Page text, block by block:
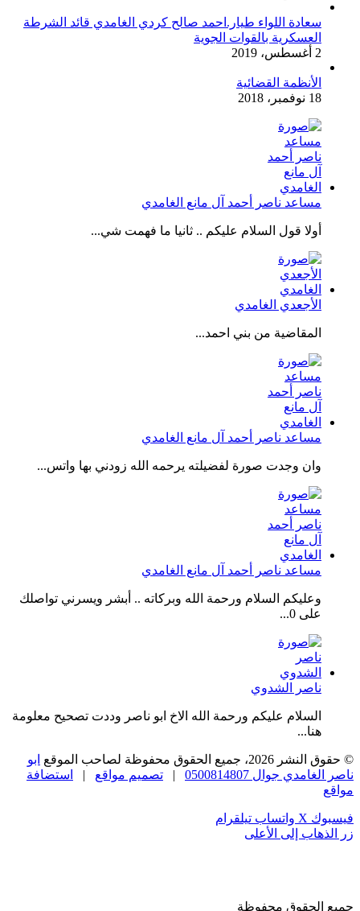
سعادة اللواء طيار.احمد صالح كردي الغامدي قائد الشرطة
العسكرية بالقوات الجوية
2 أغسطس، 2019
الأنظمة القضائية
18 نوفمبر، 2018
مساعد ناصر أحمد آل مانع الغامدي
أولا قول السلام عليكم .. ثانيا ما فهمت شي...
الأجعدي الغامدي
المقاضية من بني احمد...
مساعد ناصر أحمد آل مانع الغامدي
وان وجدت صورة لفضيلته يرحمه الله زودني بها واتس...
مساعد ناصر أحمد آل مانع الغامدي
وعليكم السلام ورحمة الله وبركاته .. أبشر ويسرني تواصلك
على 0...
ناصر الشدوي
السلام عليكم ورحمة الله الاخ ابو ناصر وددت تصحيح معلومة
هنا...
© حقوق النشر 2026، جميع الحقوق محفوظة لصاحب الموقع
ابو
ناصر الغامدي جوال 0500814807
| تصميم مواقع |
استضافة
مواقع
فيسبوك ‫X واتساب تيلقرام
زر الذهاب إلى الأعلى
جميع الحقوق محفوظة